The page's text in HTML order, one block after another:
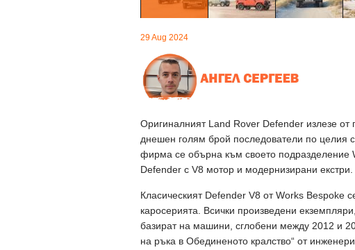
29 Aug 2024
Оригиналният Land Rover Defender излезе от
днешен голям брой последователи по целия
фирма се обърна към своето подразделение
Defender с V8 мотор и модернизирани екстри.
Класическият Defender V8 от Works Bespoke
каросерията. Всички произведени
базират на машини, сглобени между 2012 и
на ръка в Обединеното кралство“ от